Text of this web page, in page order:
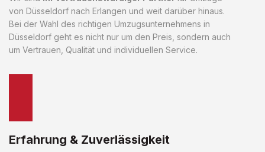
von Düsseldorf nach Erlangen und weit darüber hinaus.
Bei der Wahl des richtigen Umzugsunternehmens in
Düsseldorf geht es nicht nur um den Preis, sondern auch
um Vertrauen, Qualität und individuellen Service.
Erfahrung & Zuverlässigkeit